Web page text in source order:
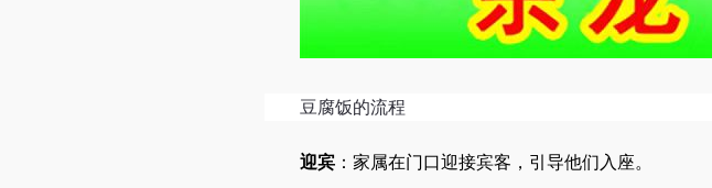
豆腐饭的流程
迎宾 ：家属在门口迎接宾客，引导他们入座。